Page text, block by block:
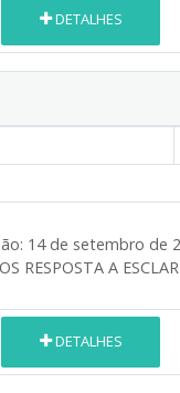
DETALHES
14 de setembro de
RESPOSTA A
DETALHES